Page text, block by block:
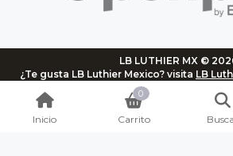
LB LUTHIER MX ©
¿Te gusta LB Luthier Mexico? visita LB
más de 3.000 productos
Inicio
0
Carrito